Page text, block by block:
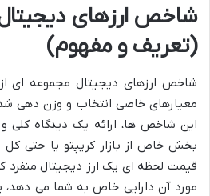
شاخص ارزهای
(تعریف و مفهوم)
شاخص ارزهای دیجیتال مجموعه ای
معیارهای خاصی انتخاب و وزن دهی
این شاخص ها، ارائه یک دیدگاه کلی
بخش خاص از بازار کریپتو یا حتی کل
قیمت لحظه ای یک ارز دیجیتال منفرد
مورد آن دارایی خاص به شما می